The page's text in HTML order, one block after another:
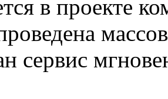
в проекте
сервис